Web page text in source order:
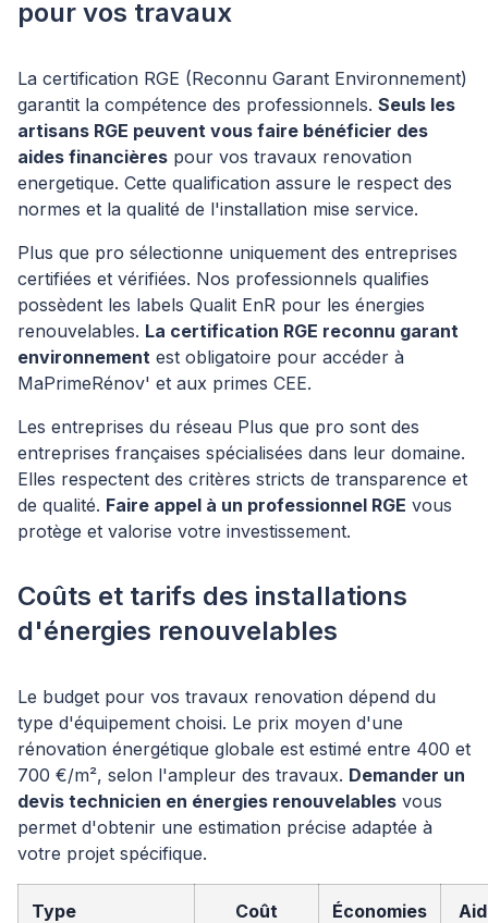
pour vos travaux
La certification RGE (Reconnu Garant Environnement)
garantit la compétence des professionnels. Seuls les
artisans RGE peuvent vous faire bénéficier des
aides financières pour vos travaux renovation
energetique. Cette qualification assure le respect des
normes et la qualité de l'installation mise service.
Plus que pro sélectionne uniquement des entreprises
certifiées et vérifiées. Nos professionnels qualifies
possèdent les labels Qualit EnR pour les énergies
renouvelables. La certification RGE reconnu garant
environnement est obligatoire pour accéder à
MaPrimeRénov' et aux primes CEE.
Les entreprises du réseau Plus que pro sont des
entreprises françaises spécialisées dans leur domaine.
Elles respectent des critères stricts de transparence et
de qualité. Faire appel à un professionnel RGE vous
protège et valorise votre investissement.
Coûts et tarifs des installations
d'énergies renouvelables
Le budget pour vos travaux renovation dépend du
type d'équipement choisi. Le prix moyen d'une
rénovation énergétique globale est estimé entre 400 et
700 €/m², selon l'ampleur des travaux. Demander un
devis technicien en énergies renouvelables vous
permet d'obtenir une estimation précise adaptée à
votre projet spécifique.
Type
Coût
Économies